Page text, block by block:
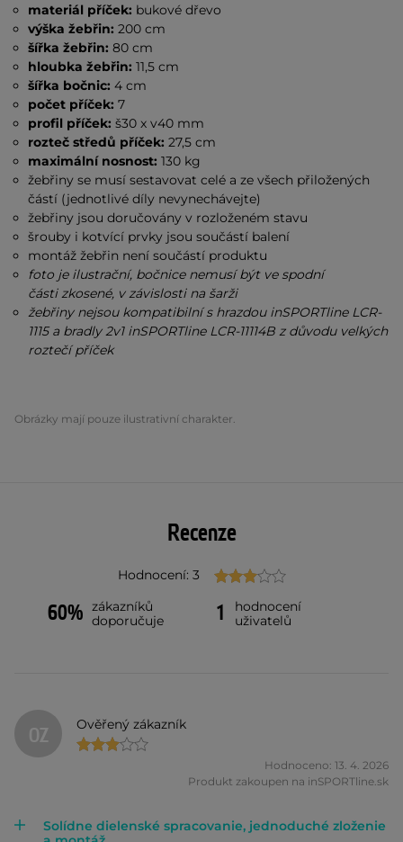
materiál příček: bukové dřevo
výška žebřin: 200 cm
šířka žebřin: 80 cm
hloubka žebřin: 11,5 cm
šířka bočnic: 4 cm
počet příček:7
profil příček:š30 x v40 mm
rozteč středů příček:27,5 cm
maximální nosnost:130 kg
žebřiny se musí sestavovat celé a ze všech přiložených
částí (jednotlivé díly nevynechávejte)
žebřiny jsou doručovány v rozloženém stavu
šrouby i kotvící prvky jsou součástí balení
montáž žebřin není součástí produktu
foto je ilustrační, bočnice nemusí být ve spodní
části zkosené, v závislosti na šarži
žebřiny nejsou kompatibilní s hrazdou inSPORTline LCR-
1115 a bradly 2v1 inSPORTline LCR-11114B z důvodu velkých
roztečí příček
Obrázky mají pouze ilustrativní charakter.
Recenze
Hodnocení: 3
60% zákazníků
doporučuje
1
hodnocení
uživatelů
OZ Ověřený zákazník
Hodnoceno: 13. 4. 2026
Produkt zakoupen na inSPORTline.sk
Solídne dielenské spracovanie, jednoduché zloženie